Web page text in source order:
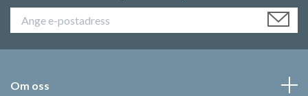
Om oss